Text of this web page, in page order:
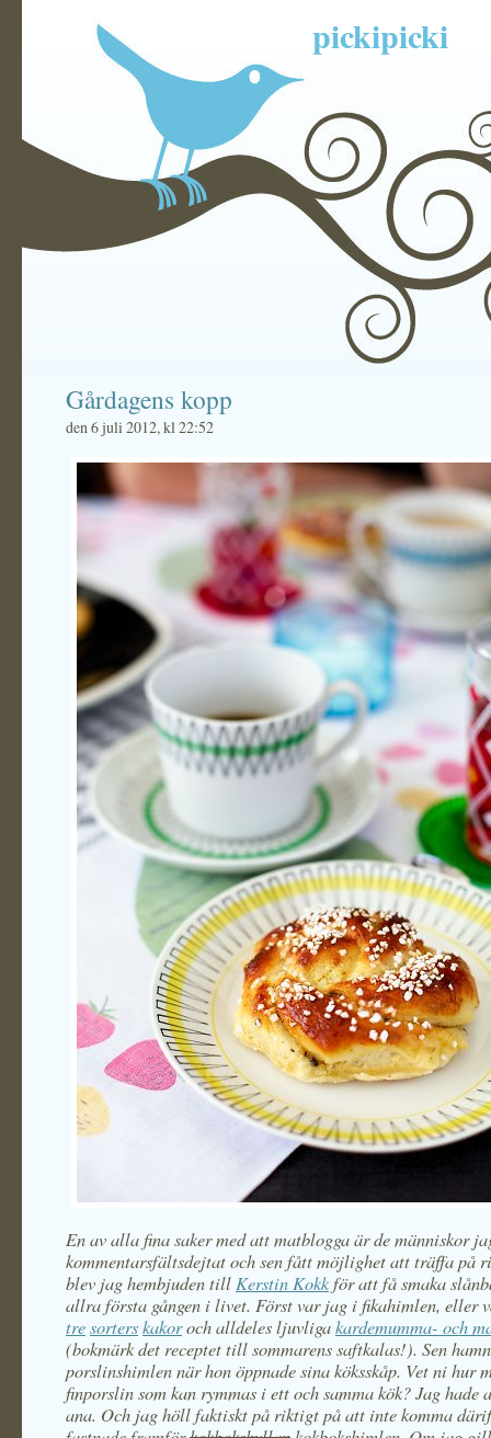
pickipicki
Gårdagens kopp
den 6 juli 2012, kl 22:52
En av alla fina saker med att matblogga är de människor
kommentarsfältsdejtat och sen fått möjlighet att träffa på
blev jag hembjuden till Kerstin Kokkför att få smaka
allra första gången i livet. Först var jag i fikahimlen, eller
tresorterskakoroch alldeles ljuvligakardemumma- och
(bokmärk det receptet till sommarens saftkalas!). Sen
porslinshimlen när hon öppnade sina köksskåp. Vet ni hur
finporslin som kan rymmas i ett och samma kök? Jag hade
ana. Och jag höll faktiskt på riktigt på att inte komma